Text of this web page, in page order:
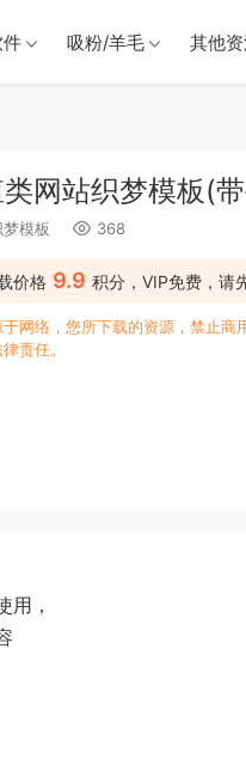
吸粉/羊毛 其他
网站织梦模板(
模板 368
价格 9.9 积分，VIP免费，请
网络，您所下载的资源，禁止
责任。
用，